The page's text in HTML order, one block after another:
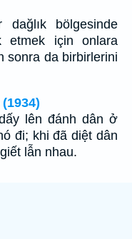
dağlık bölgesinde
etmek için onlara
sonra da birbirlerini
lên đánh dân ở
đi; khi đã diệt dân
lẫn nhau.